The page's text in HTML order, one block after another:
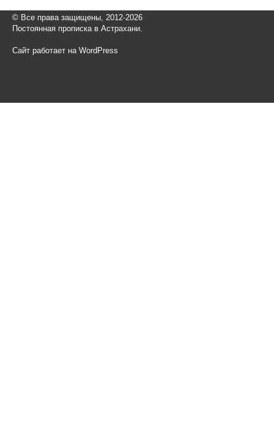
© Все права защищены, 2012-2026
Постоянная прописка в Астрахани.
Сайт работает на WordPress